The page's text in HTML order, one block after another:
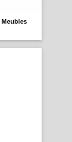
Meubles